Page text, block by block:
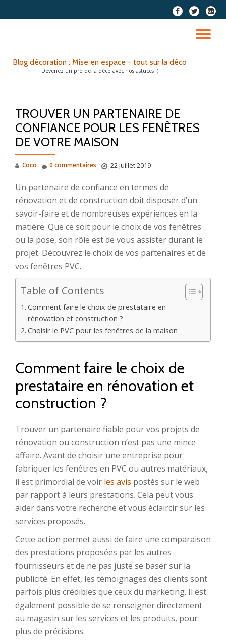
fa-
facebook
fa-
twitter
fa-
plus-
Blog décoration : Mise en espace - tout sur la déco
Devenez un pro de la déco avec nos astuces :)
TROUVER UN PARTENAIRE DE
CONFIANCE POUR LES FENÊTRES
DE VOTRE MAISON
Coco 22 juillet 2019
0 commentaires
Un partenaire de confiance en termes de
rénovation et de construction doit disposer d’un
savoir-faire et de nombreuses expériences en la
matière. Que ce soit pour le choix de vos fenêtres
ou la pose, son rôle est de vous assister durant le
projet. Découvrez le choix de vos partenaires et de
vos fenêtres PVC.
Table of Contents
Comment faire le choix de prestataire en
rénovation et construction ?
Choisir le PVC pour les fenêtres de la maison
Comment faire le choix de
prestataire en rénovation et
construction ?
Trouver un partenaire fiable pour vos projets de
rénovation ou construction n’est pas une mince
affaire. Avant de choisir une entreprise pour
fabriquer les fenêtres en PVC ou autres matériaux,
il est primordial de voir les avis postés sur le web
par rapport à leurs prestations. Cela peut vous
aider dans votre recherche et vous éclaircir sur les
services proposés.
Cette action permet aussi de faire une comparaison
des prestations proposées par les autres
fournisseurs et de ne pas juste se baser sur la
publicité. En effet, les témoignages des clients sont
parfois plus crédibles que ceux du marketing. Il est
également possible de se renseigner directement
au magasin sur les services et les produits, pour
plus de précisions.